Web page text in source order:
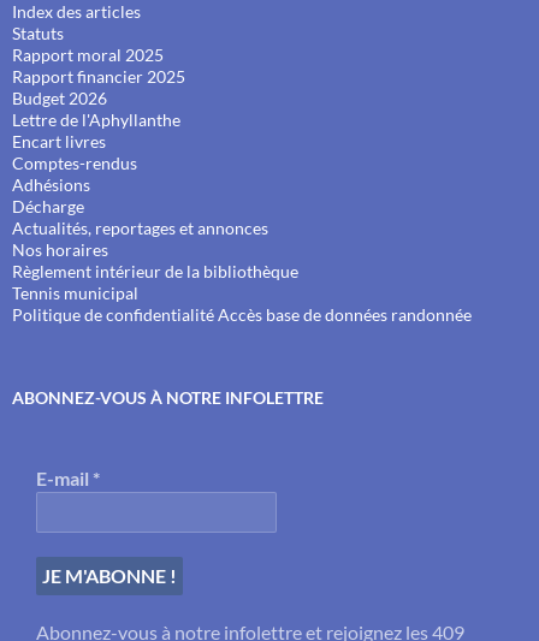
Index des articles
Statuts
Rapport moral 2025
Rapport financier 2025
Budget 2026
Lettre de l'Aphyllanthe
Encart livres
Comptes-rendus
Adhésions
Décharge
Actualités, reportages et annonces
Nos horaires
Règlement intérieur de la bibliothèque
Tennis municipal
Politique de confidentialitéAccès base de données randonnée
ABONNEZ-VOUS À NOTRE INFOLETTRE
E-mail *
Abonnez-vous à notre infolettre et rejoignez les 409